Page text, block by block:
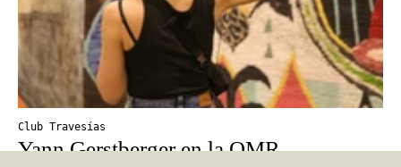
Club Travesías
Yann Gerstberger en la OMR